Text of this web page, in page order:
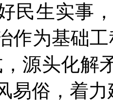
民生实事
作为基础
源头化解
易俗，着